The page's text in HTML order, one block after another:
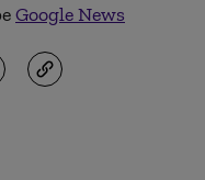
Google News